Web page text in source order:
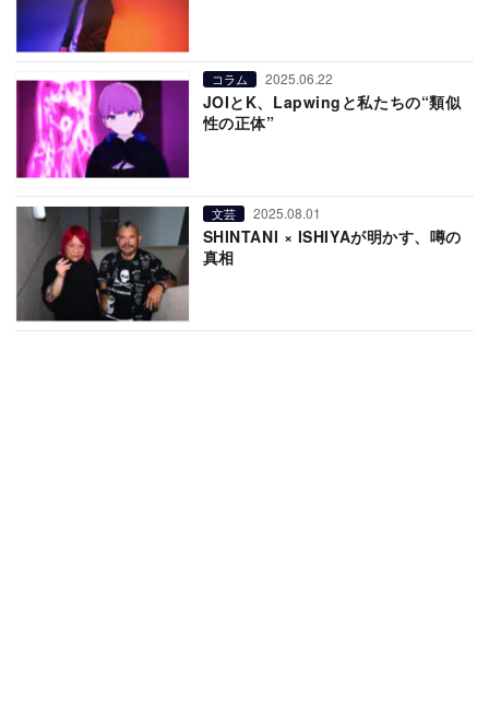
コラム 2025.06.22
JOIとK、Lapwingと私たちの“類似
性の正体”
文芸 2025.08.01
SHINTANI × ISHIYAが明かす、噂の
真相